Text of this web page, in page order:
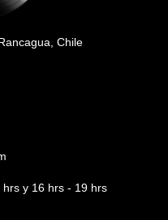
Chile
y 16 hrs - 19 hrs